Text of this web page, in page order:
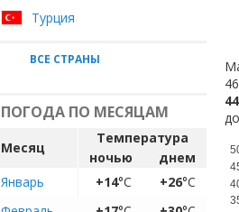
Турция
ВСЕ СТРАНЫ
ПОГОДА ПО МЕСЯЦАМ
Месяц
Температура
ночью
днем
Январь
+14°C +26°C